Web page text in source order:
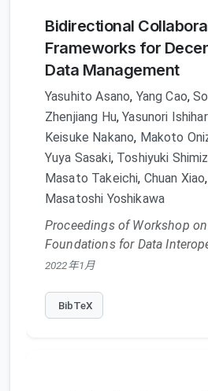
Bidirectional
Frameworks for
Data Management
Yasuhito Asano, Yang Cao,
Zhenjiang Hu,Yasunori
Keisuke Nakano, Makoto
Yuya Sasaki, Toshiyuki
Masato Takeichi, Chuan Xiao,
Masatoshi Yoshikawa
Proceedings of Workshop
Foundations for Data
2022年1月
BibTeX